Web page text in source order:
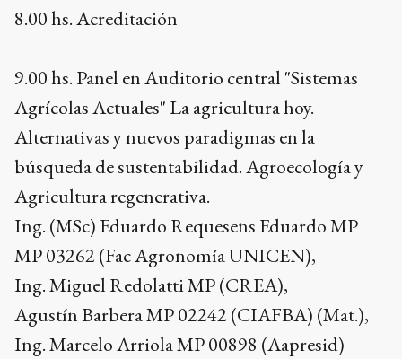
8.00 hs. Acreditación
9.00 hs. Panel en Auditorio central "Sistemas
Agrícolas Actuales" La agricultura hoy.
Alternativas y nuevos paradigmas en la
búsqueda de sustentabilidad. Agroecología y
Agricultura regenerativa.
Ing. (MSc) Eduardo Requesens Eduardo MP
MP 03262 (Fac Agronomía UNICEN),
Ing. Miguel Redolatti MP (CREA),
Agustín Barbera MP 02242 (CIAFBA) (Mat.),
Ing. Marcelo Arriola MP 00898 (Aapresid)